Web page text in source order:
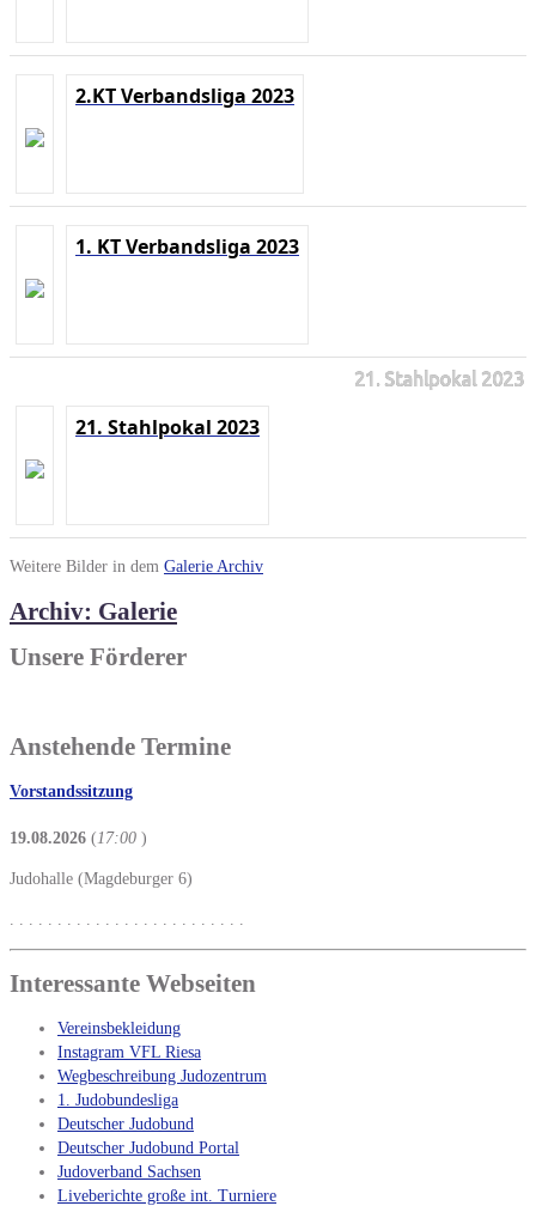
2.KT Verbandsliga 2023
1. KT Verbandsliga 2023
21. Stahlpokal 2023
21. Stahlpokal 2023
Weitere Bilder in dem Galerie Archiv
Archiv: Galerie
Unsere Förderer
Anstehende Termine
Vorstandssitzung
19.08.2026 ( 17:00 )
Judohalle (Magdeburger 6)
Interessante Webseiten
Vereinsbekleidung
Instagram VFL Riesa
Wegbeschreibung Judozentrum
1. Judobundesliga
Deutscher Judobund
Deutscher Judobund Portal
Judoverband Sachsen
Liveberichte große int. Turniere